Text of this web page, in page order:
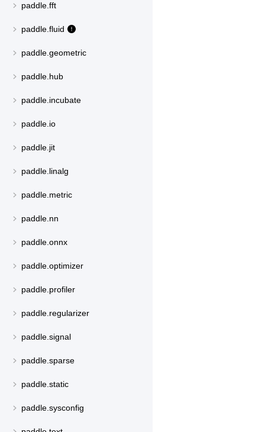
paddle.fft
paddle.fluid
paddle.geometric
paddle.hub
paddle.incubate
paddle.io
paddle.jit
paddle.linalg
paddle.metric
paddle.nn
paddle.onnx
paddle.optimizer
paddle.profiler
paddle.regularizer
paddle.signal
paddle.sparse
paddle.static
paddle.sysconfig